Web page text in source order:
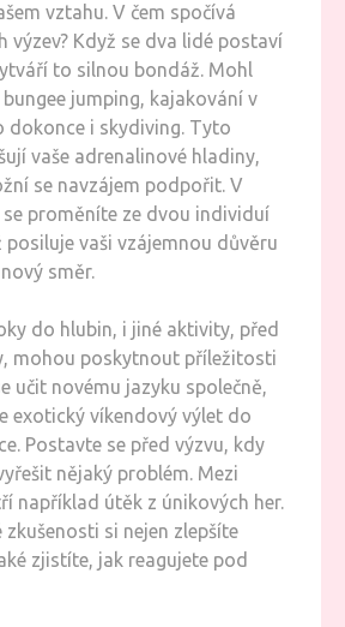
vztahu. V čem spočívá
výzev? Když se dva lidé postaví
to silnou bondáž. Mohl
jumping, kajakování v
dokonce i skydiving. Tyto
vaše adrenalinové hladiny,
se navzájem podpořit. V
proměníte ze dvou individuí
posiluje vaši vzájemnou důvěru
směr.
do hlubin, i jiné aktivity, před
mohou poskytnout příležitosti
učit novému jazyku společně,
exotický víkendový výlet do
Postavte se před výzvu, kdy
nějaký problém. Mezi
například útěk z únikových her.
si nejen zlepšíte
zjistíte, jak reagujete pod